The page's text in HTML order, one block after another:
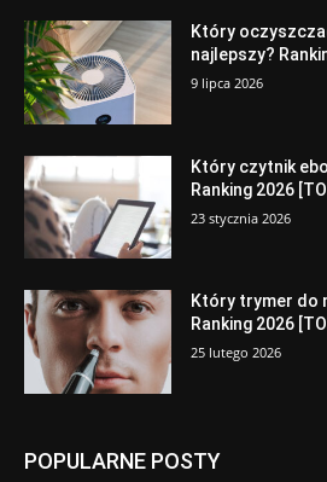
Który
najlepszy?
9 lipca 2026
Który czytnik
Ranking 2026
23 stycznia 2026
Który trymer do
Ranking 2026
25 lutego 2026
POPULARNE POSTY